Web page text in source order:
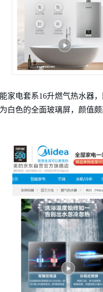
家电套系16升燃气热水器
白色的全面玻璃屏，颜值